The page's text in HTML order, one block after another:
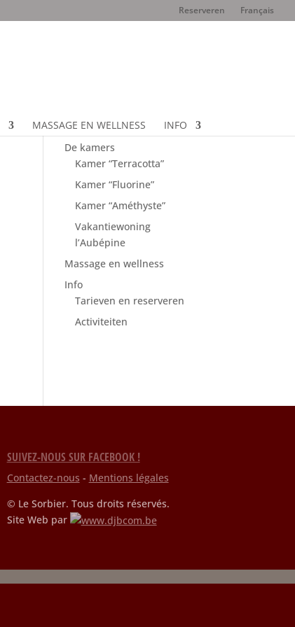
Reserveren Français
MASSAGE EN WELLNESS INFO
Home
De kamers
Kamer “Terracotta”
Kamer “Fluorine”
Kamer “Améthyste”
Vakantiewoning
l’Aubépine
Massage en wellness
Info
Tarieven en reserveren
Activiteiten
SUIVEZ-NOUS SUR FACEBOOK !
Contactez-nous - Mentions légales
© Le Sorbier. Tous droits réservés.
Site Web par